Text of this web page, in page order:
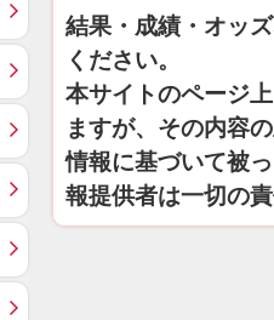
結果・成績・オッ
ください。
本サイトのページ
ますが、その内容
情報に基づいて被
報提供者は一切の